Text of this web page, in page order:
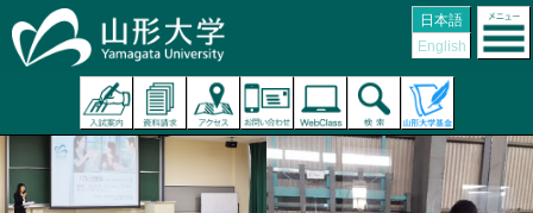
日本語
English